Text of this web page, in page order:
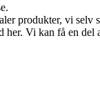
produkter, vi selv
Vi kan få en del